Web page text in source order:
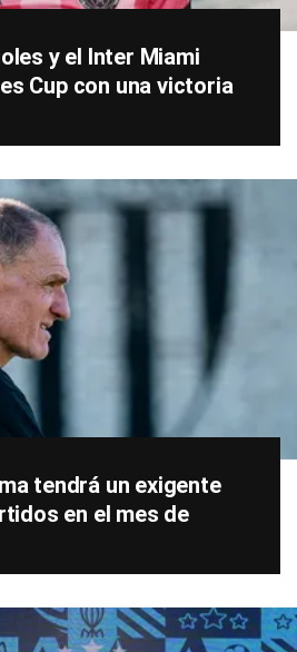
y el Inter Miami
Cup con una victoria
tendrá un exigente
en el mes de